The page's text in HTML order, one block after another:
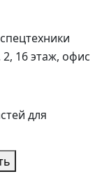
16 этаж, офис
для